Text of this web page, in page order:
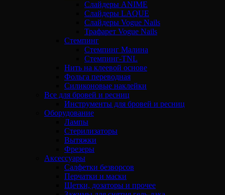
Слайдеры ANIME
Слайдеры LAQUE
Слайдеры Vogue Nails
Трафарет Vogue Nails
Стемпинг
Стемпинг Малина
Стемпинг-TNL
Нить на клеевой основе
Фольга переводная
Силиконовые наклейки
Все для бровей и ресниц
Инструменты для бровей и ресниц
Оборудование
Лампы
Стерилизаторы
Вытяжки
Фрезеры
Аксессуары
Салфетки безворсов
Перчатки и маски
Щетки, дозаторы и прочее